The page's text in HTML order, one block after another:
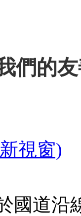
們的
視窗)
國道沿